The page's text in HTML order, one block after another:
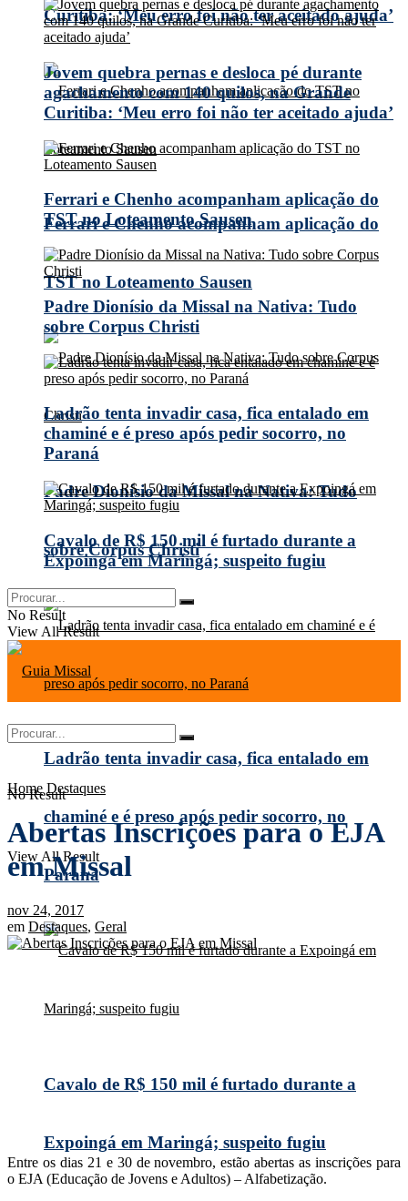
Curitiba: ‘Meu erro foi não ter aceitado ajuda’
Ferrari e Chenho acompanham aplicação do
TST no Loteamento Sausen
Padre Dionísio da Missal na Nativa: Tudo
sobre Corpus Christi
Ladrão tenta invadir casa, fica entalado em
chaminé e é preso após pedir socorro, no
Paraná
Cavalo de R$ 150 mil é furtado durante a
Expoingá em Maringá; suspeito fugiu
Jovem quebra pernas e desloca pé durante
agachamento com 140 quilos, na Grande
Curitiba: ‘Meu erro foi não ter aceitado ajuda’
Ferrari e Chenho acompanham aplicação do
TST no Loteamento Sausen
Padre Dionísio da Missal na Nativa: Tudo
sobre Corpus Christi
Ladrão tenta invadir casa, fica entalado em
chaminé e é preso após pedir socorro, no
Paraná
Cavalo de R$ 150 mil é furtado durante a
Expoingá em Maringá; suspeito fugiu
No Result
View All Result
No Result
View All Result
Home Destaques
Abertas Inscrições para o EJA
em Missal
nov 24, 2017
em Destaques, Geral
Entre os dias 21 e 30 de novembro, estão abertas as inscrições para
o EJA (Educação de Jovens e Adultos) – Alfabetização.